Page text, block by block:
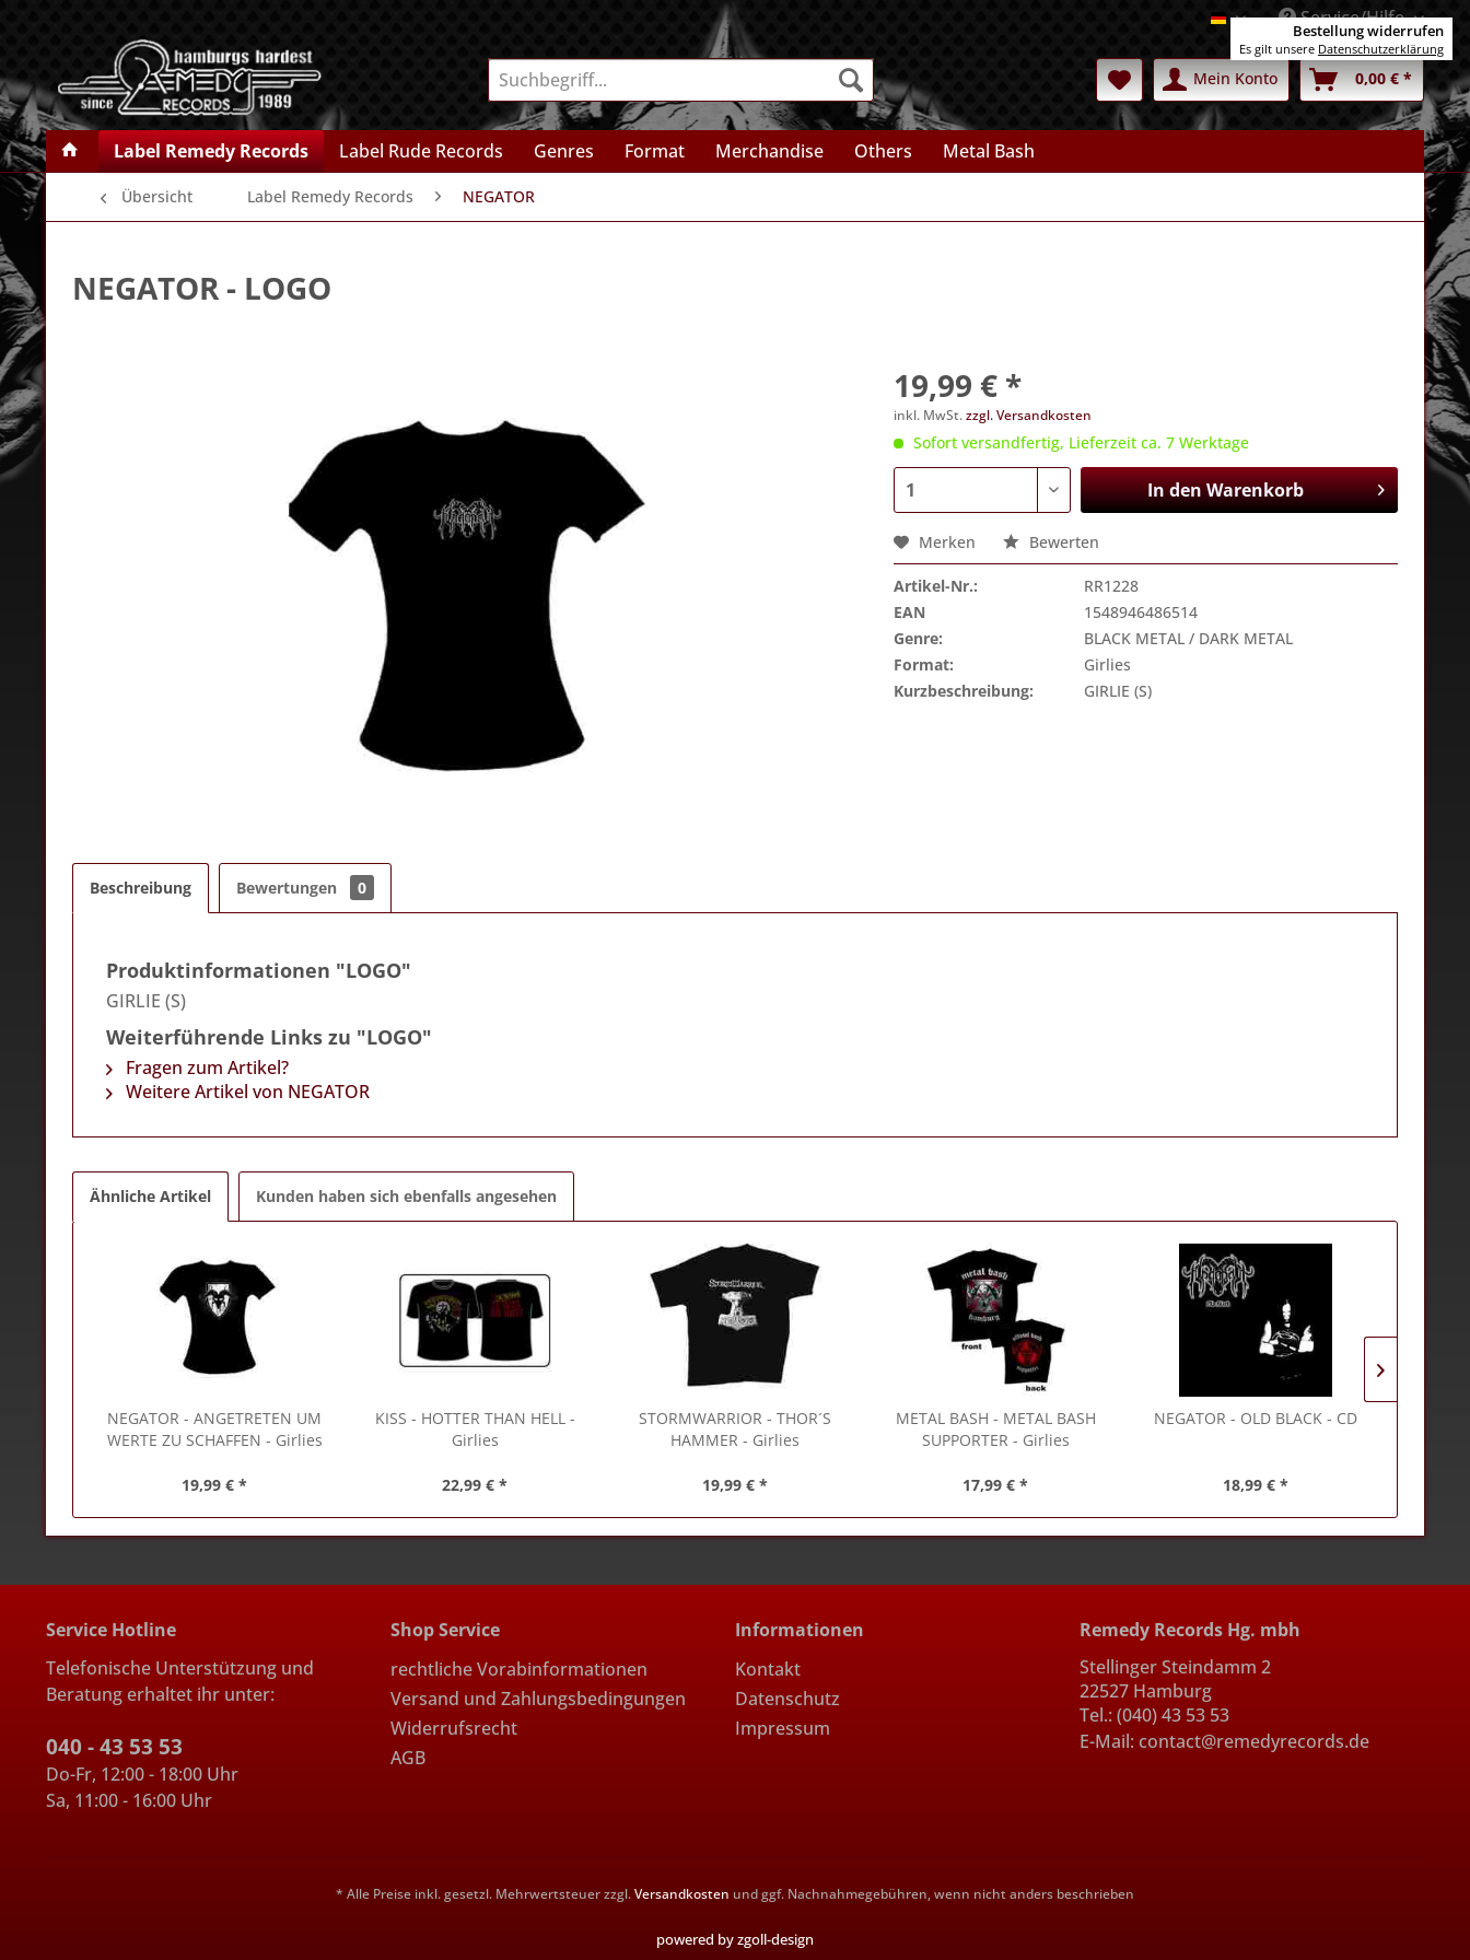
DeutschService/Hilfe
Mein Konto 0,00 € *
Label Remedy Records Label Rude Records Genres Format Merchandise Others Metal Bash
Übersicht Label Remedy Records NEGATOR
NEGATOR- LOGO
19,99 € *
inkl. MwSt.zzgl. Versandkosten
Sofort versandfertig, Lieferzeit ca. 7 Werktage
In denWarenkorb
Merken Bewerten
Artikel-Nr.:
RR1228
EAN
1548946486514
Genre:
BLACK METAL / DARK METAL
Format:
Girlies
Kurzbeschreibung:
GIRLIE (S)
Beschreibung Bewertungen 0
Produktinformationen "LOGO"
GIRLIE (S)
Weiterführende Links zu "LOGO"
Fragen zum Artikel?
Weitere Artikel von NEGATOR
Ähnliche Artikel Kunden haben sich ebenfalls angesehen
NEGATOR - ANGETRETEN UM
WERTE ZU SCHAFFEN - Girlies
19,99 € *
KISS - HOTTER THAN HELL -
Girlies
22,99 € *
STORMWARRIOR - THOR´S
HAMMER - Girlies
19,99 € *
METAL BASH - METAL BASH
SUPPORTER - Girlies
17,99 € *
NEGATOR - OLD BLACK - CD
18,99 € *
Service Hotline
Telefonische Unterstützung und
Beratung erhaltet ihr unter:
040 - 43 53 53
Do-Fr, 12:00 - 18:00 Uhr
Sa, 11:00 - 16:00 Uhr
Shop Service
rechtliche Vorabinformationen
Versand und Zahlungsbedingungen
Widerrufsrecht
AGB
Informationen
Kontakt
Datenschutz
Impressum
Remedy Records Hg. mbh
Stellinger Steindamm 2
22527 Hamburg
Tel.: (040) 43 53 53
E-Mail: contact@remedyrecords.de
* Alle Preise inkl. gesetzl. Mehrwertsteuer zzgl.Versandkosten und ggf. Nachnahmegebühren, wenn nicht anders beschrieben
powered by zgoll-design
Bestellung widerrufen
Es gilt unsere Datenschutzerklärung